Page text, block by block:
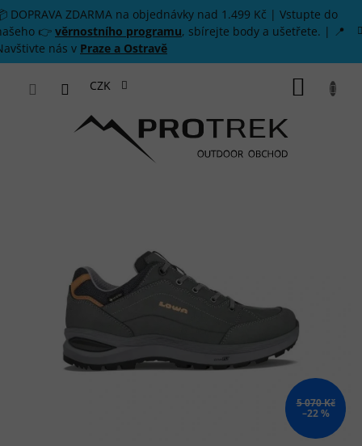
Přejít na obsah
DOPRAVA ZDARMA na objednávky nad 1.499 Kč | Vstupte do
👉 věrnostního programu, sbírejte body a ušetřete. | 📍
nás v Praze a Ostravě
CZK
5 070 Kč
–22 %